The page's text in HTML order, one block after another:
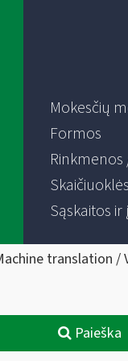
Mokesčių
Formos
Sąskaitos
translation
Paieška